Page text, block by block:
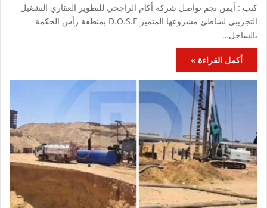
كتب : أيمن نجم تواصل شركة أكام الراجحي للتطوير العقاري التشغيل
التجريبي لشاطئ مشروعها المتميز D.O.S.E بمنطقة رأس الحكمة
بالساحل…
أكمل القراءة »